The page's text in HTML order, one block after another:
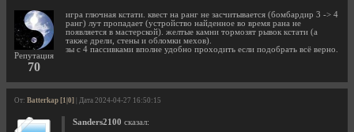
Репутация
70
игра глючная кстати. квест на ранг не засчитывается (бомбардир 3 -> 4
ранг) лут пропадает (устройство найденное во время рана не
появляется в мастерской). желтые камни тормозят рывок кстати (а
также дрели, стены и обломки мехов).
зы с 4 пассивками вполне удобно проходить если подобрать всё верно.
От: Batterkap [1|0] | Дата 2024-04-27 16:50:15
Sanders2100 сказал: